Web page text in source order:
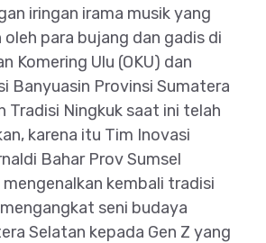
iringan irama musik yang
oleh para bujang dan gadis di
Komering Ulu (OKU) dan
Banyuasin Provinsi Sumatera
Tradisi Ningkuk saat ini telah
karena itu Tim Inovasi
Bahar Prov Sumsel
kembali tradisi
seni budaya
Selatan kepada Gen Z yang